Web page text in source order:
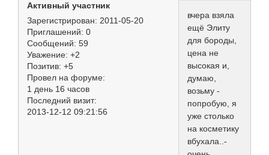
Активный участник
Зарегистрирован: 2011-05-20
Приглашений: 0
Сообщений: 59
Уважение: +2
Позитив: +5
Провел на форуме:
1 день 16 часов
Последний визит:
2013-12-12 09:21:56
вчера взяла
ещё Элиту
для бороды,
цена не
высокая и,
думаю,
возьму -
попробую, я
уже столько
на косметику
вбухала..-